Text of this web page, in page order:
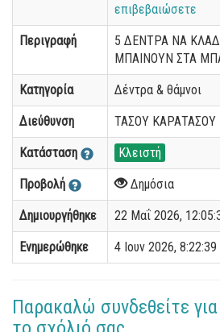
επιβεβαιώσετε
Περιγραφή
5 ΔΕΝΤΡΑ ΝΑ
ΜΠΑΙΝΟΥΝ ΣΤΑ
Κατηγορία Δέντρα & θάμνοι
Διεύθυνση ΤΑΣΟΥ ΚΑΡΑΤΑΣΟΥ
Κατάσταση Κλειστή
Προβολή Δημόσια
Δημιουργήθηκε 22 Μαΐ 2026,
Ενημερώθηκε 4 Ιουν 2026, 8:22:39
Παρακαλώ συνδεθείτε